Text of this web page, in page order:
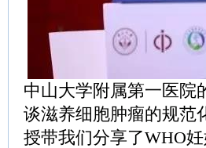
中山大学附属第一医院
谈滋养细胞肿瘤的规范
授带我们分享了WHO